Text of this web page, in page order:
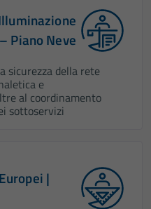
Piano Neve
sicurezza della rete
e
al coordinamento
sottoservizi
|